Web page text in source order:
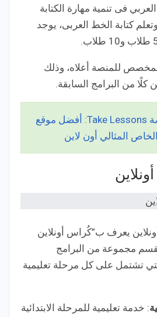
فى تنمية مهارة الكتابة
كتابة الخط العربى، يوجد
للمنصة أعلاه، وذلك
كلًا من البرامج السابقة.
منصة Take Lessons: أفضل موقع
المثالي أون لاين
يعرف ب”كُراس أونلاين
مجموعة من البرامج
تشتمل على كل مرحلة تعليمية
: خدمة تعليمية للمرحلة الابتدائية